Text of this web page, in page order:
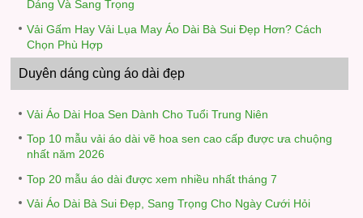
Dáng Và Sang Trọng
Vải Gấm Hay Vải Lụa May Áo Dài Bà Sui Đẹp Hơn? Cách
Chọn Phù Hợp
Duyên dáng cùng áo dài đẹp
Vải Áo Dài Hoa Sen Dành Cho Tuổi Trung Niên
Top 10 mẫu vải áo dài vẽ hoa sen cao cấp được ưa chuộng
nhất năm 2026
Top 20 mẫu áo dài được xem nhiều nhất tháng 7
Vải Áo Dài Bà Sui Đẹp, Sang Trọng Cho Ngày Cưới Hỏi